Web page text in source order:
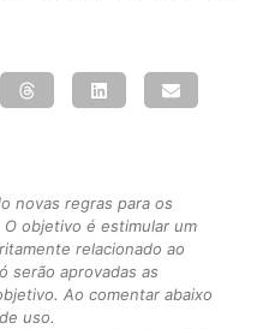
novas regras para os
objetivo é estimular um
relacionado ao
serão aprovadas as
Ao comentar abaixo
uso.